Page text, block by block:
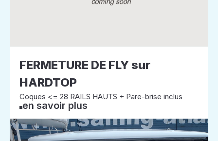
FERMETURE DE FLY sur
HARDTOP
Coques <= 28 RAILS HAUTS + Pare-brise inclus
en savoir plus